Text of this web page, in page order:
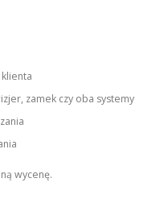
zamek czy oba systemy
wycenę.